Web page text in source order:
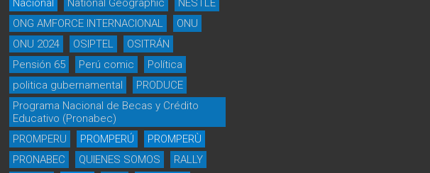
Nacional
National Geographic
NESTLÉ
ONG AMFORCE INTERNACIONAL
ONU
ONU 2024
OSIPTEL
OSITRÁN
Pensión 65
Perú comic
Política
politica gubernamental
PRODUCE
Programa Nacional de Becas y Crédito
Educativo (Pronabec)
PROMPERU
PROMPERÚ
PROMPERÙ
PRONABEC
QUIENES SOMOS
RALLY